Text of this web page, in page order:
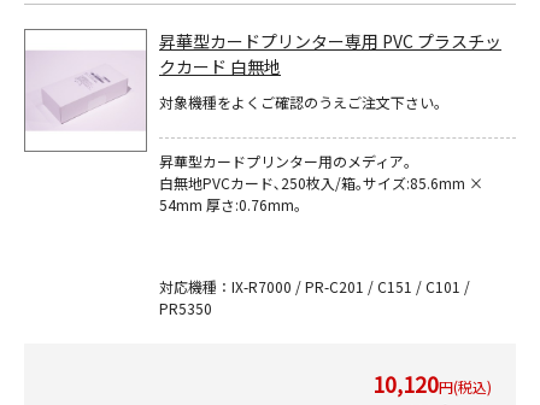
昇華型カードプリンター専用 PVC プラスチッ
クカード 白無地
対象機種をよくご確認のうえご注文下さい。
昇華型カードプリンター用のメディア｡
白無地PVCカード､250枚入/箱｡サイズ:85.6mm ×
54mm 厚さ:0.76mm｡
対応機種：IX-R7000 / PR-C201 / C151 / C101 /
PR5350
10,120円(税込)